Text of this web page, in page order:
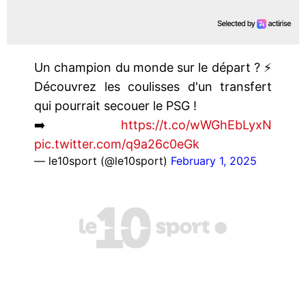
Un champion du monde sur le départ ? ⚡
Découvrez les coulisses d'un transfert
qui pourrait secouer le PSG !
➡️ https://t.co/wWGhEbLyxN
pic.twitter.com/q9a26c0eGk
— le10sport (@le10sport) February 1, 2025